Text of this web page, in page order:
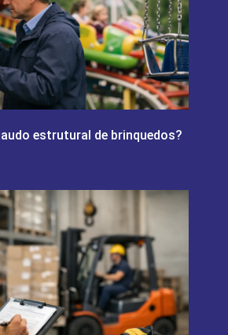
estrutural de brinquedos?